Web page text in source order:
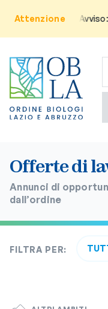
Attenzione
Offerte di
Annunci di
dall’ordine
FILTRA PER: